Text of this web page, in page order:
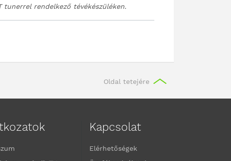
tunerrel rendelkező tévékészüléken.
Oldal tetejére
Kapcsolat
Elérhetőségek